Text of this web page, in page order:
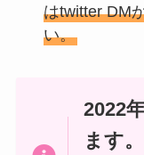
はtwitter DM
い。
2022
ます。